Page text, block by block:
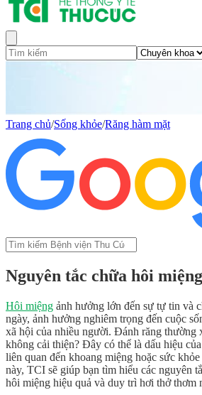
Trang chủ/Sống khỏe/Răng hàm mặt
Nguyên tắc chữa hôi
Hôi miệng ảnh hưởng lớn đến sự tự tin và
ngày, ảnh hưởng nghiêm trọng đến cuộc
xã hội của nhiều người. Đánh răng thường
không cải thiện? Đây có thể là dấu hiệu
liên quan đến khoang miệng hoặc sức
này, TCI sẽ giúp bạn tìm hiểu các nguyên
hôi miệng hiệu quả và duy trì hơi thở thơm